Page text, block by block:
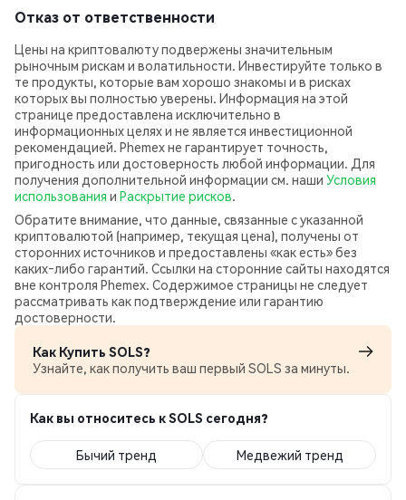
Отказ от ответственности
Цены на криптовалюту подвержены значительным
рыночным рискам и волатильности. Инвестируйте только в
те продукты, которые вам хорошо знакомы и в рисках
которых вы полностью уверены. Информация на этой
странице предоставлена исключительно в
информационных целях и не является инвестиционной
рекомендацией. Phemex не гарантирует точность,
пригодность или достоверность любой информации. Для
получения дополнительной информации см. наши Условия
использования и Раскрытие рисков.
Обратите внимание, что данные, связанные с указанной
криптовалютой (например, текущая цена), получены от
сторонних источников и предоставлены «как есть» без
каких‑либо гарантий. Ссылки на сторонние сайты находятся
вне контроля Phemex. Содержимое страницы не следует
рассматривать как подтверждение или гарантию
достоверности.
Как Купить SOLS?
Узнайте, как получить ваш первый SOLS за минуты.
Как вы относитесь к SOLS сегодня?
Бычий тренд Медвежий тренд